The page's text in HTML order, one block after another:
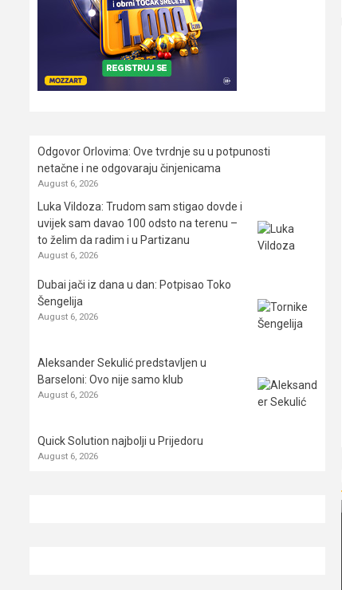
Odgovor Orlovima: ​Ove tvrdnje su u potpunosti
netačne i ne odgovaraju činjenicama
August 6, 2026
Luka Vildoza: Trudom sam stigao dovde i
uvijek sam davao 100 odsto na terenu –
to želim da radim i u Partizanu
August 6, 2026
Dubai jači iz dana u dan: Potpisao Toko
Šengelija
August 6, 2026
Aleksander Sekulić predstavljen u
Barseloni: Ovo nije samo klub
August 6, 2026
Quick Solution najbolji u Prijedoru
August 6, 2026